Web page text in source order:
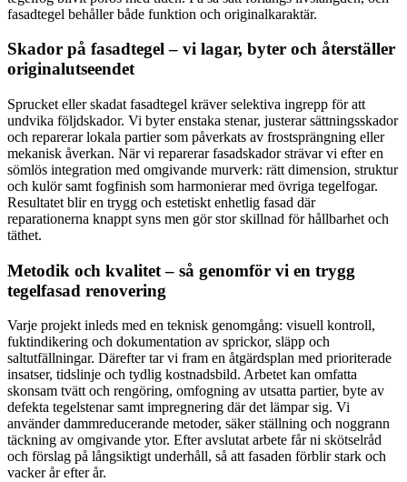
fasadtegel behåller både funktion och originalkaraktär.
Skador på fasadtegel – vi lagar, byter och återställer
originalutseendet
Sprucket eller skadat fasadtegel kräver selektiva ingrepp för att
undvika följdskador. Vi byter enstaka stenar, justerar sättningsskador
och reparerar lokala partier som påverkats av frostsprängning eller
mekanisk åverkan. När vi reparerar fasadskador strävar vi efter en
sömlös integration med omgivande murverk: rätt dimension, struktur
och kulör samt fogfinish som harmonierar med övriga tegelfogar.
Resultatet blir en trygg och estetiskt enhetlig fasad där
reparationerna knappt syns men gör stor skillnad för hållbarhet och
täthet.
Metodik och kvalitet – så genomför vi en trygg
tegelfasad renovering
Varje projekt inleds med en teknisk genomgång: visuell kontroll,
fuktindikering och dokumentation av sprickor, släpp och
saltutfällningar. Därefter tar vi fram en åtgärdsplan med prioriterade
insatser, tidslinje och tydlig kostnadsbild. Arbetet kan omfatta
skonsam tvätt och rengöring, omfogning av utsatta partier, byte av
defekta tegelstenar samt impregnering där det lämpar sig. Vi
använder dammreducerande metoder, säker ställning och noggrann
täckning av omgivande ytor. Efter avslutat arbete får ni skötselråd
och förslag på långsiktigt underhåll, så att fasaden förblir stark och
vacker år efter år.